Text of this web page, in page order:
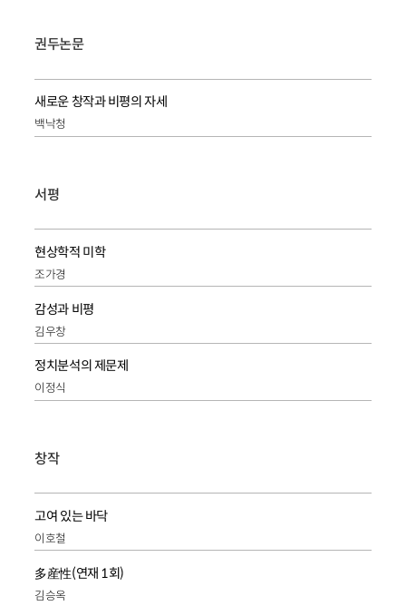
권두논문
새로운 창작과 비평의 자세
백낙청
서평
현상학적 미학
조가경
감성과 비평
김우창
정치분석의 제문제
이정식
창작
고여 있는 바닥
이호철
多産性(연재 1회)
김승옥